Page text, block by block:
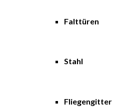
Falttüren
Stahl
Fliegengitter